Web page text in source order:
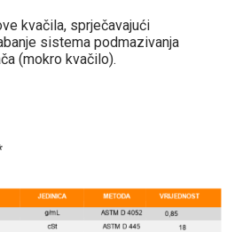
kvačila, sprječavajući
sistema podmazivanja
(mokro kvačilo).